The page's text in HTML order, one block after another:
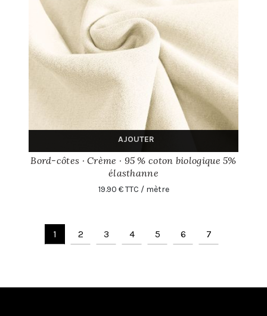
AJOUTER
Bord-côtes · Crème · 95 % coton biologique 5%
élasthanne
19.90 € TTC / mètre
1 2 3 4 5 6 7